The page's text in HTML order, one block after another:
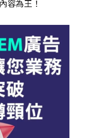
容為王！